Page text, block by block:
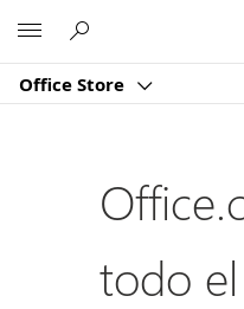
Office Store
todo